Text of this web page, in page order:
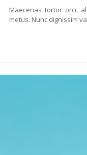
Maecenas tortor orci,
metus. Nunc dignissim